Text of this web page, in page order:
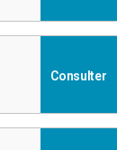
Consulter